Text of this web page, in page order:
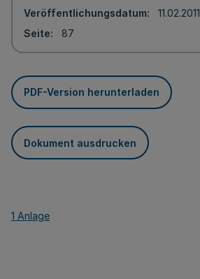
Veröffentlichungsdatum
11.02.2011
Seite
87
PDF-Version herunterladen
Dokument ausdrucken
1 Anlage